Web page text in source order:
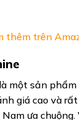
thêm trên
một sản
giá cao và
ưa